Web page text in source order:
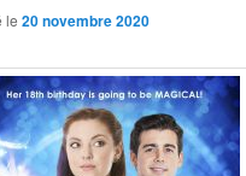
le 20 novembre 2020